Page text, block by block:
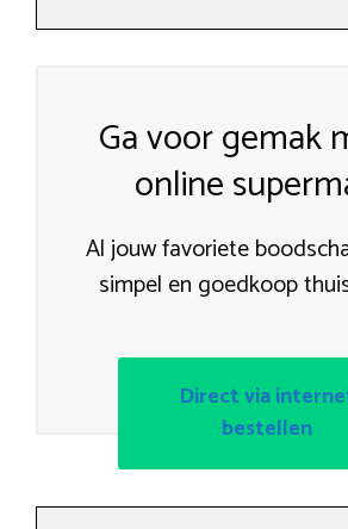
Ga voor gemak
online
Al jouw favoriete
simpel en goedkoop
Direct via
bestellen